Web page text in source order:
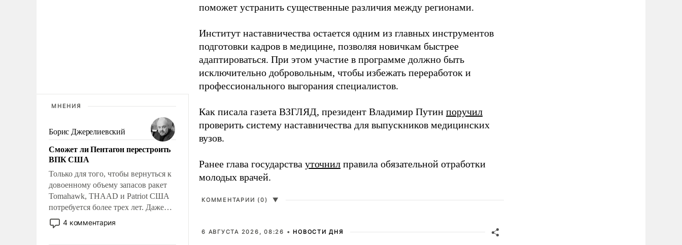
МНЕНИЯ
Борис Джерелиевский
Сможет ли Пентагон перестроить
ВПК США
Только для того, чтобы вернуться к
довоенному объему запасов ракет
Tomahawk, THAAD и Patriot США
потребуется более трех лет. Даже
небольшая война с Ираном
опустошила американские
4 комментария
поможет устранить существенные различия между регионами.
Институт наставничества остается одним из главных инструментов
подготовки кадров в медицине, позволяя новичкам быстрее
адаптироваться. При этом участие в программе должно быть
исключительно добровольным, чтобы избежать переработок и
профессионального выгорания специалистов.
Как писала газета ВЗГЛЯД, президент Владимир Путин поручил
проверить систему наставничества для выпускников медицинских
вузов.
Ранее глава государства уточнил правила обязательной отработки
молодых врачей.
КОММЕНТАРИИ (0) ▼
6 АВГУСТА 2026, 08:26 • НОВОСТИ ДНЯ